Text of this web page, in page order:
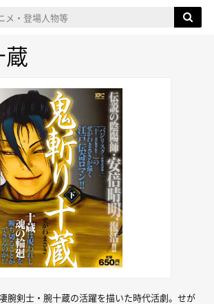
蔵
腕剣士・腕十蔵の活躍を描いた時代活劇。せが